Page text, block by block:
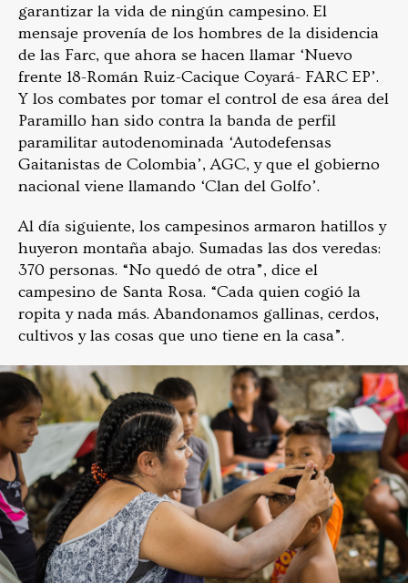
garantizar la vida de ningún campesino. El
mensaje provenía de los hombres de la disidencia
de las Farc, que ahora se hacen llamar ‘Nuevo
frente 18-Román Ruiz-Cacique Coyará- FARC EP’.
Y los combates por tomar el control de esa área del
Paramillo han sido contra la banda de perfil
paramilitar autodenominada ‘Autodefensas
Gaitanistas de Colombia’, AGC, y que el gobierno
nacional viene llamando ‘Clan del Golfo’.
Al día siguiente, los campesinos armaron hatillos y
huyeron montaña abajo. Sumadas las dos veredas:
370 personas. “No quedó de otra”, dice el
campesino de Santa Rosa. “Cada quien cogió la
ropita y nada más. Abandonamos gallinas, cerdos,
cultivos y las cosas que uno tiene en la casa”.